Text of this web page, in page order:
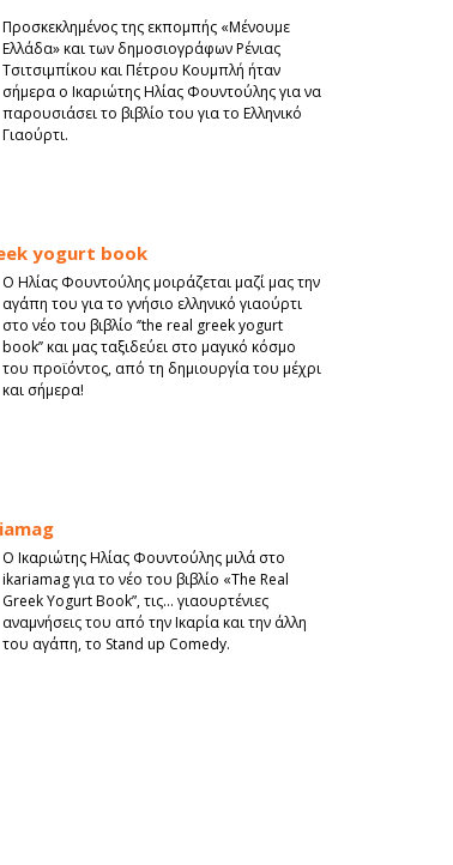
Προσκεκλημένος της εκπομπής «Μένουμε
Ελλάδα» και των δημοσιογράφων Ρένιας
Τσιτσιμπίκου και Πέτρου Κουμπλή ήταν
σήμερα ο Ικαριώτης Ηλίας Φουντούλης για να
παρουσιάσει το βιβλίο του για το Ελληνικό
Γιαούρτι.
yogurt book
O Ηλίας Φουντούλης μοιράζεται μαζί μας την
αγάπη του για το γνήσιο ελληνικό γιαούρτι
στο νέο του βιβλίο ‘’the real greek yogurt
book’’ και μας ταξιδεύει στο μαγικό κόσμο
του προϊόντος, από τη δημιουργία του μέχρι
και σήμερα!
O Ικαριώτης Ηλίας Φουντούλης μιλά στο
ikariamag για το νέο του βιβλίο «The Real
Greek Yogurt Book”, τις… γιαουρτένιες
αναμνήσεις του από την Ικαρία και την άλλη
του αγάπη, το Stand up Comedy.